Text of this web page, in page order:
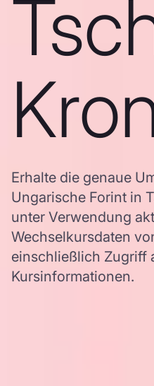
Erhalte die genaue
Ungarische Forint in
unter Verwendung
Wechselkursdaten
einschließlich Zugriff
Kursinformationen.